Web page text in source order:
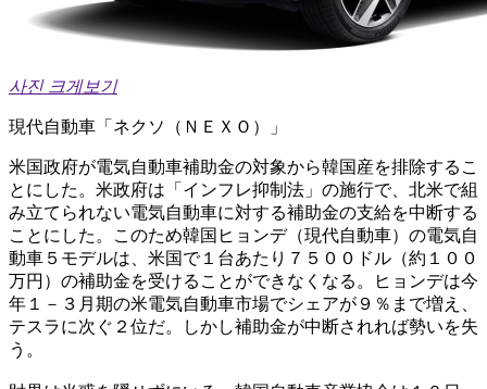
사진 크게보기
現代自動車「ネクソ（ＮＥＸＯ）」
米国政府が電気自動車補助金の対象から韓国産を排除するこ
とにした。米政府は「インフレ抑制法」の施行で、北米で組
み立てられない電気自動車に対する補助金の支給を中断する
ことにした。このため韓国ヒョンデ（現代自動車）の電気自
動車５モデルは、米国で１台あたり７５００ドル（約１００
万円）の補助金を受けることができなくなる。ヒョンデは今
年１－３月期の米電気自動車市場でシェアが９％まで増え、
テスラに次ぐ２位だ。しかし補助金が中断されれば勢いを失
う。